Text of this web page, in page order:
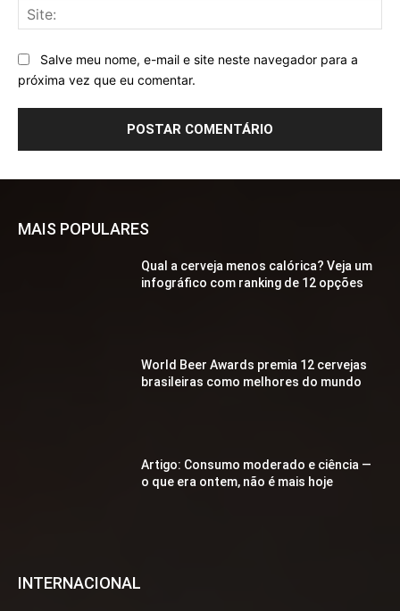
Salve meu nome, e-mail e site neste navegador para a
próxima vez que eu comentar.
MAIS POPULARES
Qual a cerveja menos calórica? Veja um
infográfico com ranking de 12 opções
World Beer Awards premia 12 cervejas
brasileiras como melhores do mundo
Artigo: Consumo moderado e ciência —
o que era ontem, não é mais hoje
INTERNACIONAL